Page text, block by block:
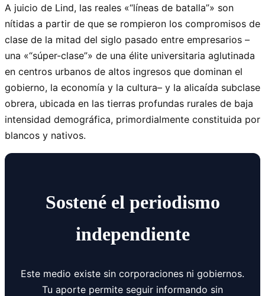
A juicio de Lind, las reales « líneas de batalla » son
nítidas a partir de que se rompieron los compromisos de
clase de la mitad del siglo pasado entre empresarios –
una « súper-clase » de una élite universitaria aglutinada
en centros urbanos de altos ingresos que dominan el
gobierno, la economía y la cultura– y la alicaída subclase
obrera, ubicada en las tierras profundas rurales de baja
intensidad demográfica, primordialmente constituida por
blancos y nativos.
Sostené el periodismo
independiente
Este medio existe sin corporaciones ni gobiernos.
Tu aporte permite seguir informando sin